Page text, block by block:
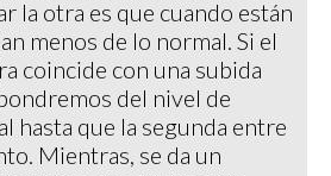
la otra es que cuando están
menos de lo normal. Si el
coincide con una subida
del nivel de
hasta que la segunda entre
Mientras, se da un